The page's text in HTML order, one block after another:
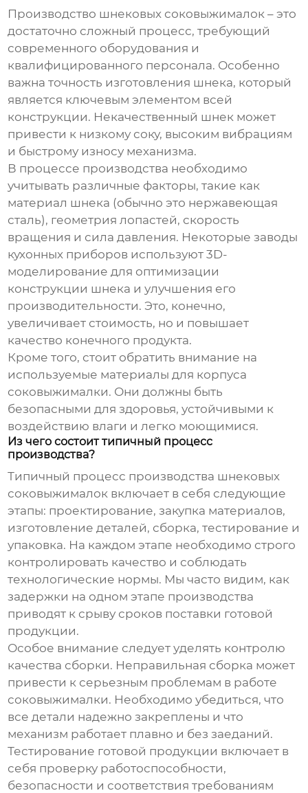
Производство шнековых соковыжималок – это
достаточно сложный процесс, требующий
современного оборудования и
квалифицированного персонала. Особенно
важна точность изготовления шнека, который
является ключевым элементом всей
конструкции. Некачественный шнек может
привести к низкому соку, высоким вибрациям
и быстрому износу механизма.
В процессе производства необходимо
учитывать различные факторы, такие как
материал шнека (обычно это нержавеющая
сталь), геометрия лопастей, скорость
вращения и сила давления. Некоторыезаводы
кухонных приборов используют 3D-
моделирование для оптимизации
конструкции шнека и улучшения его
производительности. Это, конечно,
увеличивает стоимость, но и повышает
качество конечного продукта.
Кроме того, стоит обратить внимание на
используемые материалы для корпуса
соковыжималки. Они должны быть
безопасными для здоровья, устойчивыми к
воздействию влаги и легко моющимися.
Из чего состоит типичный процесс
производства?
Типичный процесс производства шнековых
соковыжималок включает в себя следующие
этапы: проектирование, закупка материалов,
изготовление деталей, сборка, тестирование и
упаковка. На каждом этапе необходимо строго
контролировать качество и соблюдать
технологические нормы. Мы часто видим, как
задержки на одном этапе производства
приводят к срыву сроков поставки готовой
продукции.
Особое внимание следует уделять контролю
качества сборки. Неправильная сборка может
привести к серьезным проблемам в работе
соковыжималки. Необходимо убедиться, что
все детали надежно закреплены и что
механизм работает плавно и без заеданий.
Тестирование готовой продукции включает в
себя проверку работоспособности,
безопасности и соответствия требованиям